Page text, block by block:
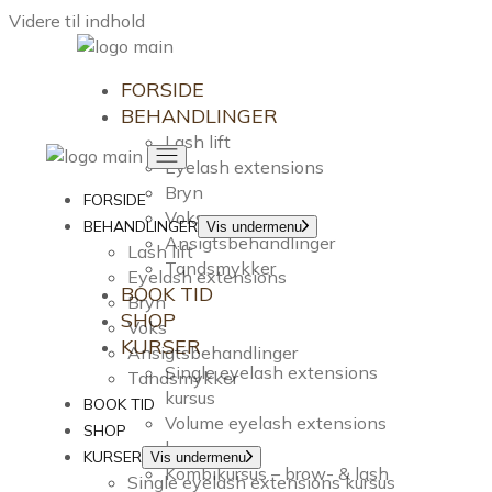
Videre til indhold
FORSIDE
BEHANDLINGER
Lash lift
Eyelash extensions
Bryn
Voks
Ansigtsbehandlinger
Tandsmykker
BOOK TID
SHOP
KURSER
Single eyelash extensions
kursus
Volume eyelash extensions
kursus
Kombikursus – brow- & lash
FORSIDE
BEHANDLINGER Vis undermenu
Lash lift
Eyelash extensions
Bryn
Voks
Ansigtsbehandlinger
Tandsmykker
BOOK TID
SHOP
KURSER Vis undermenu
Single eyelash extensions kursus